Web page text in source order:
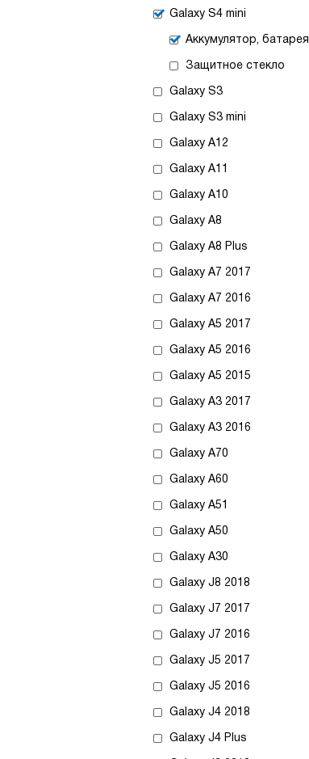
Galaxy S4 mini
Аккумулятор, батарея
Защитное стекло
Galaxy S3
Galaxy S3 mini
Galaxy A12
Galaxy A11
Galaxy A10
Galaxy A8
Galaxy A8 Plus
Galaxy A7 2017
Galaxy A7 2016
Galaxy A5 2017
Galaxy A5 2016
Galaxy A5 2015
Galaxy A3 2017
Galaxy A3 2016
Galaxy A70
Galaxy A60
Galaxy A51
Galaxy A50
Galaxy A30
Galaxy J8 2018
Galaxy J7 2017
Galaxy J7 2016
Galaxy J5 2017
Galaxy J5 2016
Galaxy J4 2018
Galaxy J4 Plus